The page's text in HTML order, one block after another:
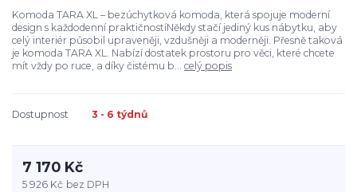
Komoda TARA XL – bezúchytková komoda, která spojuje moderní
design s každodenní praktičnostíNěkdy stačí jediný kus nábytku, aby
celý interiér působil upraveněji, vzdušněji a moderněji. Přesně taková
je komoda TARA XL. Nabízí dostatek prostoru pro věci, které chcete
mít vždy po ruce, a díky čistému b... celý popis
Dostupnost 3 - 6 týdnů
7 170 Kč
5 926 Kč bez DPH